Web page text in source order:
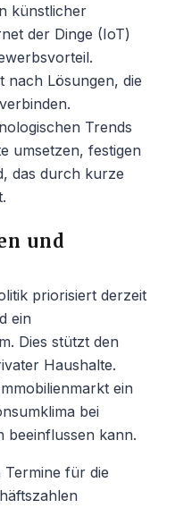
künstlicher
der Dinge (IoT)
Lösungen, die
Trends
umsetzen, festigen
das durch kurze
und
priorisiert derzeit
ein
Dies stützt den
Haushalte.
ein
bei
beeinflussen kann.
Termine für die